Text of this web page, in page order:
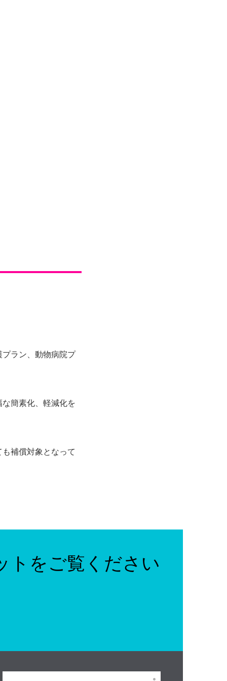
ラン、動物病院プ
簡素化、軽減化を
補償対象となって
トをご覧ください